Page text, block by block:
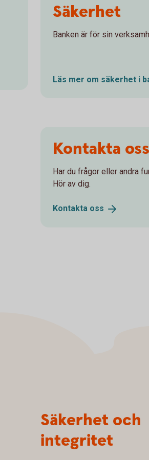
Säkerhet
Banken är för sin
Läs mer om säkerhet i
Kontakta oss
Har du frågor eller andra
Hör av dig.
Kontakta oss
Säkerhet och
integritet